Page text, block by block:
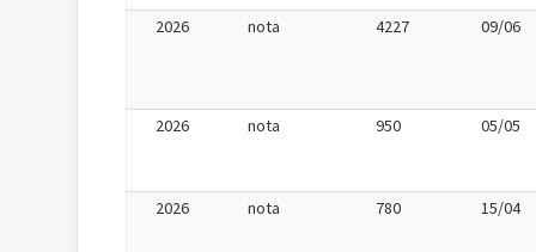
2026 nota 4227 09/06
2026 nota 950 05/05
2026 nota 780 15/04